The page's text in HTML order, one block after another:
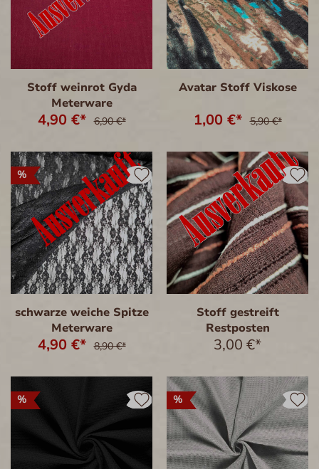
Stoff weinrot Gyda
Meterware
4,90 €* 6,90 €*
Avatar Stoff Viskose
1,00 €* 5,90 €*
%
schwarze weiche Spitze
Meterware
4,90 €* 8,90 €*
Stoff gestreift
Restposten
3,00 €*
% %